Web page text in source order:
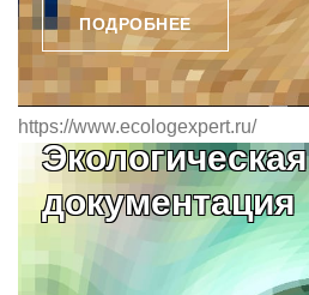
ПОДРОБНЕЕ
https://www.ecologexpert.ru/
Экологическая
документация